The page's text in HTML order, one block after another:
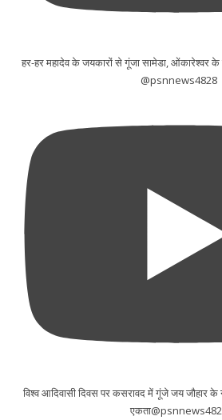
हर-हर महादेव के जयकारों से गूंजा सामेडा, ओंकारेश्वर के
@psnnews4828
विश्व आदिवासी दिवस पर कसरावद में गूंजे जय जौहार के